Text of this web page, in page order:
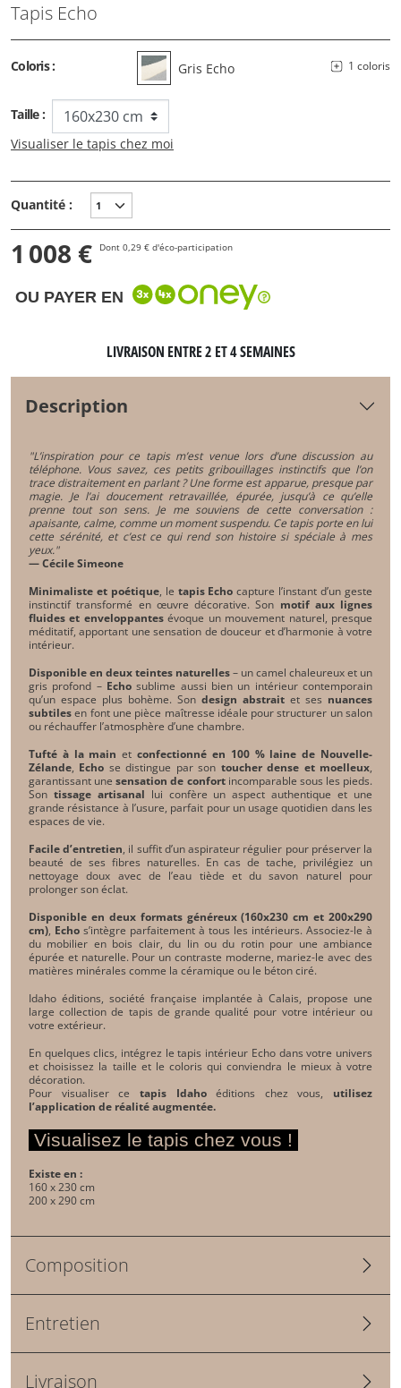
Tapis Echo
Coloris : Gris Echo 1 coloris
Taille :
Visualiser le tapis chez moi
Quantité :
1 008 € Dont 0,29 € d'éco-participation
OU PAYER EN
LIVRAISON ENTRE 2 ET 4 SEMAINES
Description
"L’inspiration pour ce tapis m’est venue lors d’une discussion au
téléphone. Vous savez, ces petits gribouillages instinctifs que l’on
trace distraitement en parlant ? Une forme est apparue, presque par
magie. Je l’ai doucement retravaillée, épurée, jusqu’à ce qu’elle
prenne tout son sens. Je me souviens de cette conversation :
apaisante, calme, comme un moment suspendu. Ce tapis porte en lui
cette sérénité, et c’est ce qui rend son histoire si spéciale à mes
yeux."
— Cécile Simeone
Minimaliste et poétique, le tapis Echo capture l’instant d’un geste
instinctif transformé en œuvre décorative. Son motif aux lignes
fluides et enveloppantesévoque un mouvement naturel, presque
méditatif, apportant une sensation de douceur et d’harmonie à votre
intérieur.
Disponible en deux teintes naturelles– un camel chaleureux et un
gris profond – Echo sublime aussi bien un intérieur contemporain
qu’un espace plus bohème. Son design abstrait et ses nuances
subtilesen font une pièce maîtresse idéale pour structurer un salon
ou réchauffer l’atmosphère d’une chambre.
Tufté à la main etconfectionné en 100 % laine de Nouvelle-
Zélande, Echo se distingue par son toucher dense et moelleux,
garantissant unesensation de confortincomparable sous les pieds.
Son tissage artisanal lui confère un aspect authentique et une
grande résistance à l’usure, parfait pour un usage quotidien dans les
espaces de vie.
Facile d’entretien, il suffit d’un aspirateur régulier pour préserver la
beauté de ses fibres naturelles. En cas de tache, privilégiez un
nettoyage doux avec de l’eau tiède et du savon naturel pour
prolonger son éclat.
Disponible en deux formats généreux (160x230 cm et 200x290
cm), Echo s’intègre parfaitement à tous les intérieurs. Associez-le à
du mobilier en bois clair, du lin ou du rotin pour une ambiance
épurée et naturelle. Pour un contraste moderne, mariez-le avec des
matières minérales comme la céramique ou le béton ciré.
Idaho éditions, société française implantée à Calais, propose une
large collection de tapis de grande qualité pour votre intérieur ou
votre extérieur.
En quelques clics, intégrez le tapis intérieur Echo dans votre univers
et choisissez la taille et le coloris qui conviendra le mieux à votre
décoration.
Pour visualiser ce tapis Idahoéditions chez vous, utilisez
l’application de réalité augmentée.
Visualisez le tapis chez vous !
Existe en :
160 x 230 cm
200 x 290 cm
Composition
Entretien
Livraison